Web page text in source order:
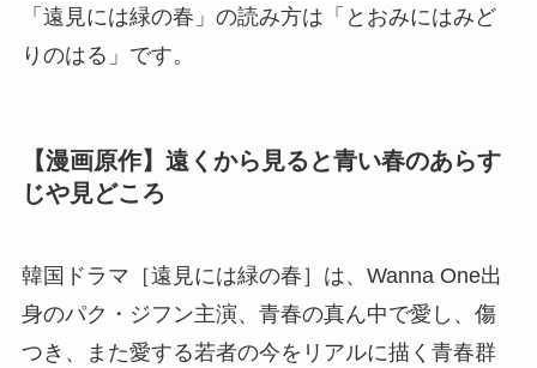
「遠見には緑の春」の読み方は「とおみにはみど
りのはる」です。
【漫画原作】遠くから見ると青い春のあらす
じや見どころ
韓国ドラマ［遠見には緑の春］は、Wanna One出
身のパク・ジフン主演、青春の真ん中で愛し、傷
つき、また愛する若者の今をリアルに描く青春群